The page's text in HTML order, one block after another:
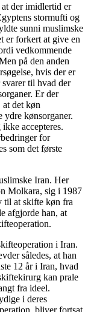
der imidlertid er
stormufti og
sunni muslimske
er forkert at give en
vedkommende
på den anden
hvis der er
til hvad der
Er der
at det køn
ydre kønsorganer.
accepteres.
for
som det første
Iran. Her
Molkara, sig i 1987
til at skifte køn fra
afgjorde han, at
i Iran.
således, at han
12 år i Iran, hvad
kan prale
fra ideel.
i deres
bliver fortsat